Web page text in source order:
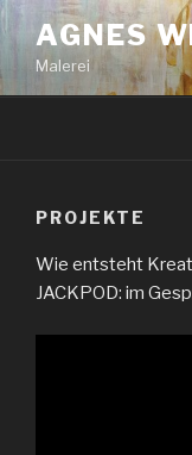
Zum
Inhalt
springen
AGNES
Malerei
PROJEKTE
Wie entsteht
JACKPOD: im